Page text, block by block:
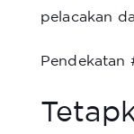
pelacakan
Pendekatan